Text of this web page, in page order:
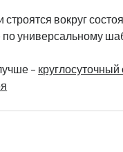
вокруг
по универсальному
–